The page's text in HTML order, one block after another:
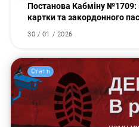
Постанова Кабміну №1709:
картки та закордонного
30 / 01 / 2026
Статті